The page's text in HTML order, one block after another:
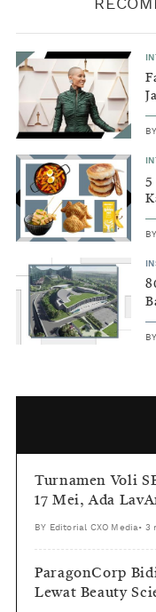
BY
5
BY
Turnamen Voli
17 Mei, Ada
BY Editorial CXO Media• 3
ParagonCorp
Lewat Beauty